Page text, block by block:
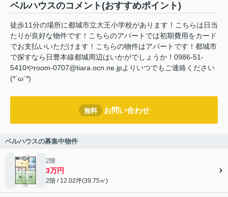
ベルハウスのコメント(おすすめポイント)
徒歩11分の場所に都城市立大王小学校があります！こちらは日当
たりが良好な物件です！こちらのアパートでは初期費用をカード
でお支払いいただけます！こちらの物件はアパートです！都城市
で探すなら日豊本線都城周辺はいかがでしょうか！0986-51-
5410やroom-0707@tiara.ocn.ne.jpよりいつでもご連絡ください
(*´ω`*)
無料 お問い合わせ
ベルハウスの募集中物件
2階
3万円
2階 / 12.02坪(39.75㎡)